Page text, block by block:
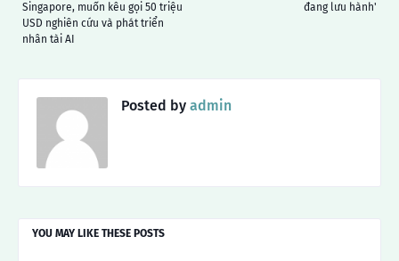
đang lưu hành'
Singapore, muốn kêu gọi 50 triệu
USD nghiên cứu và phát triển
nhân tài AI
Posted by admin
YOU MAY LIKE THESE POSTS